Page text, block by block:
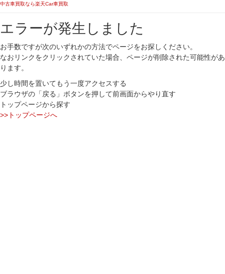
中古車買取なら楽天Car車買取
エラーが発生しました
お手数ですが次のいずれかの方法でページをお探しください。
なおリンクをクリックされていた場合、ページが削除された可能性があ
ります。
少し時間を置いてもう一度アクセスする
ブラウザの「戻る」ボタンを押して前画面からやり直す
トップページから探す
>>トップページへ